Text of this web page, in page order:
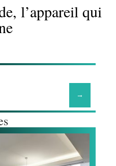
l’appareil qui